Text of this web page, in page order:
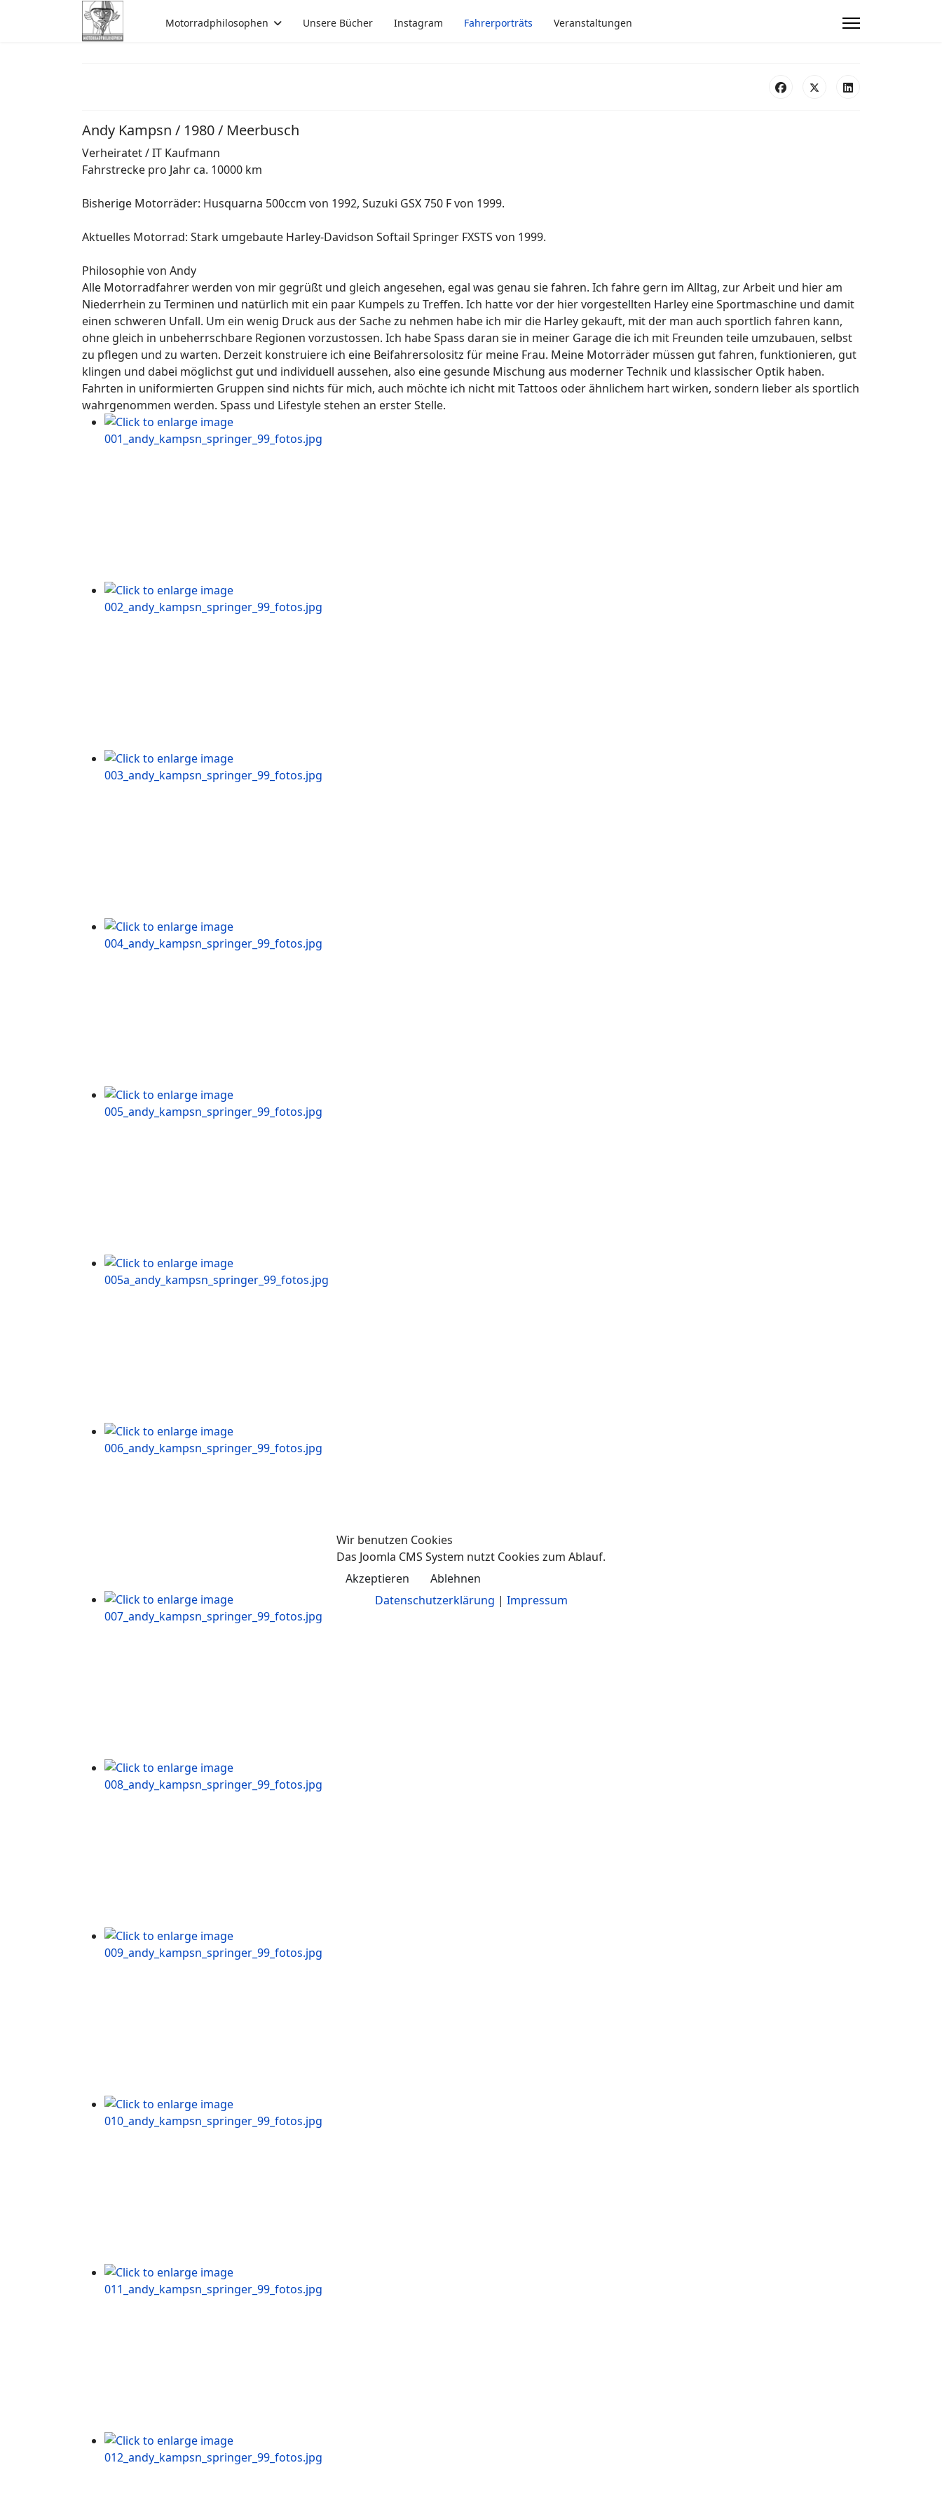
Motorradphilosophen Unsere Bücher Instagram Fahrerporträts Veranstaltungen
Andy Kampsn / 1980 / Meerbusch
Verheiratet / IT Kaufmann
Fahrstrecke pro Jahr ca. 10000 km
Bisherige Motorräder: Husquarna 500ccm von 1992, Suzuki GSX 750 F von 1999.
Aktuelles Motorrad: Stark umgebaute Harley-Davidson Softail Springer FXSTS von 1999.
Philosophie von Andy
Alle Motorradfahrer werden von mir gegrüßt und gleich angesehen, egal was genau sie fahren. Ich fahre gern im Alltag, zur Arbeit und hier am
Niederrhein zu Terminen und natürlich mit ein paar Kumpels zu Treffen. Ich hatte vor der hier vorgestellten Harley eine Sportmaschine und damit
einen schweren Unfall. Um ein wenig Druck aus der Sache zu nehmen habe ich mir die Harley gekauft, mit der man auch sportlich fahren kann,
ohne gleich in unbeherrschbare Regionen vorzustossen. Ich habe Spass daran sie in meiner Garage die ich mit Freunden teile umzubauen, selbst
zu pflegen und zu warten. Derzeit konstruiere ich eine Beifahrersolositz für meine Frau. Meine Motorräder müssen gut fahren, funktionieren, gut
klingen und dabei möglichst gut und individuell aussehen, also eine gesunde Mischung aus moderner Technik und klassischer Optik haben.
Fahrten in uniformierten Gruppen sind nichts für mich, auch möchte ich nicht mit Tattoos oder ähnlichem hart wirken, sondern lieber als sportlich
wahrgenommen werden. Spass und Lifestyle stehen an erster Stelle.
Wir benutzen Cookies
Das Joomla CMS System nutzt Cookies zum Ablauf.
Akzeptieren
Ablehnen
Datenschutzerklärung | Impressum